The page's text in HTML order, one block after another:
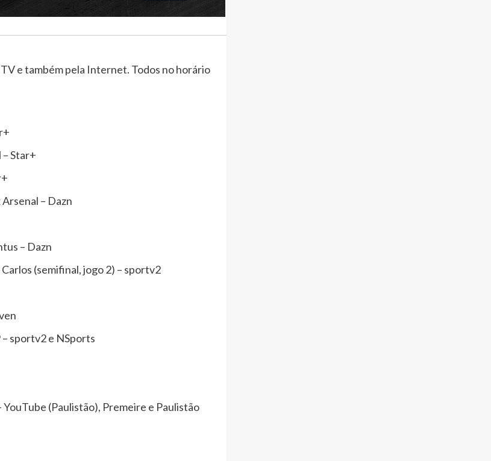
e também pela Internet. Todos no horário
Star+
– Dazn
– Dazn
(semifinal, jogo 2) – sportv2
– sportv2 e NSports
(Paulistão), Premeire e Paulistão